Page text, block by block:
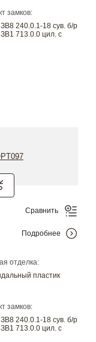
замков:
240.0.1-18 сув. б/р
713.0.0 цил. с
отделка:
пластик
замков:
240.0.1-18 сув. б/р
713.0.0 цил. с
Сравнить
Подробнее